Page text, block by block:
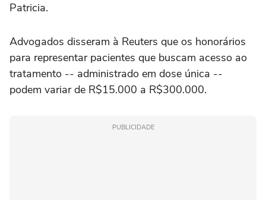
Patricia.
Advogados disseram à Reuters que os honorários
para representar pacientes que buscam acesso ao
tratamento -- administrado em dose única --
podem variar de R$15.000 a R$300.000.
PUBLICIDADE